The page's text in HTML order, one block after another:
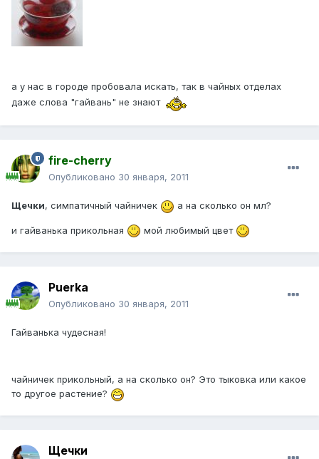
а у нас в городе пробовала искать, так в чайных отделах
даже слова "гайвань" не знают
fire-cherry
Опубликовано 30 января, 2011
Щечки, симпатичный чайничек а на сколько он мл?
и гайванька прикольная мой любимый цвет
Puerka
Опубликовано 30 января, 2011
Гайванька чудесная!
чайничек прикольный, а на сколько он? Это тыковка или какое
то другое растение?
Щечки